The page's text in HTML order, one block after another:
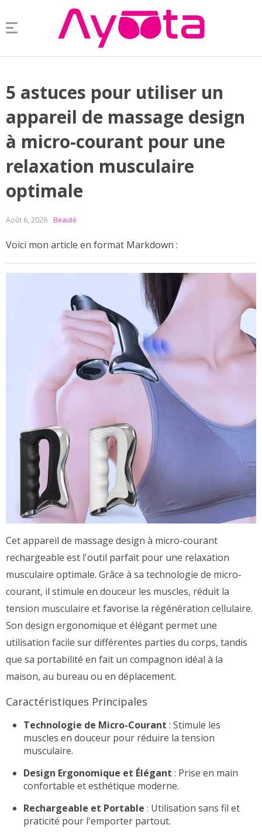
5 astuces pour utiliser un
appareil de massage design
à micro-courant pour une
relaxation musculaire
optimale
Août 6, 2026 Beauté
Voici mon article en format Markdown :
Cet appareil de massage design à micro-courant
rechargeable est l'outil parfait pour une relaxation
musculaire optimale. Grâce à sa technologie de micro-
courant, il stimule en douceur les muscles, réduit la
tension musculaire et favorise la régénération cellulaire.
Son design ergonomique et élégant permet une
utilisation facile sur différentes parties du corps, tandis
que sa portabilité en fait un compagnon idéal à la
maison, au bureau ou en déplacement.
Caractéristiques Principales
Technologie de Micro-Courant : Stimule les
muscles en douceur pour réduire la tension
musculaire.
Design Ergonomique et Élégant : Prise en main
confortable et esthétique moderne.
Rechargeable et Portable : Utilisation sans fil et
praticité pour l'emporter partout.